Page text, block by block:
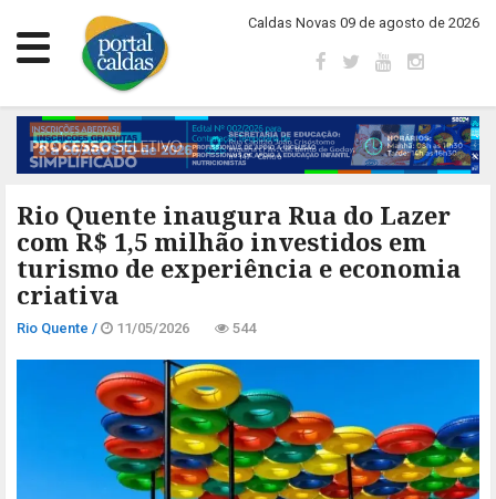
Caldas Novas 09 de agosto de 2026
Rio Quente inaugura Rua do Lazer
com R$ 1,5 milhão investidos em
turismo de experiência e economia
criativa
Rio Quente / 11/05/2026 544